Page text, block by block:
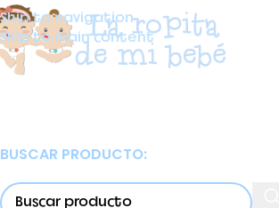
Skip to navigation
Skip to main content
BUSCAR PRODUCTO: